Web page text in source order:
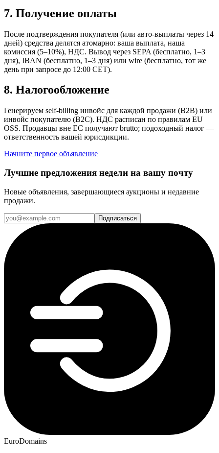
7. Получение оплаты
После подтверждения покупателя (или авто-выплаты через 14
дней) средства делятся атомарно: ваша выплата, наша
комиссия (5–10%), НДС. Вывод через SEPA (бесплатно, 1–3
дня), IBAN (бесплатно, 1–3 дня) или wire (бесплатно, тот же
день при запросе до 12:00 CET).
8. Налогообложение
Генерируем self-billing инвойс для каждой продажи (B2B) или
инвойс покупателю (B2C). НДС расписан по правилам EU
OSS. Продавцы вне ЕС получают brutto; подоходный налог —
ответственность вашей юрисдикции.
Начните первое объявление
Лучшие предложения недели на вашу почту
Новые объявления, завершающиеся аукционы и недавние
продажи.
Подписаться
EuroDomains